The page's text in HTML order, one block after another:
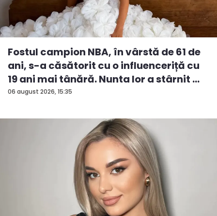
06 august 2026, 15:35
Fostul campion NBA, în vârstă de 61 de
ani, s-a căsătorit cu o influenceriță cu
19 ani mai tânără. Nunta lor a stârnit ...